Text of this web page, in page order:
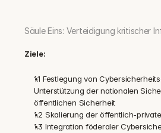
‍Säule Eins: Verteidigung kritischer
Ziele:
1.1 Festlegung von
Unterstützung der nationalen
öffentlichen Sicherheit
1.2 Skalierung der öffentlich-
1.3 Integration föderaler